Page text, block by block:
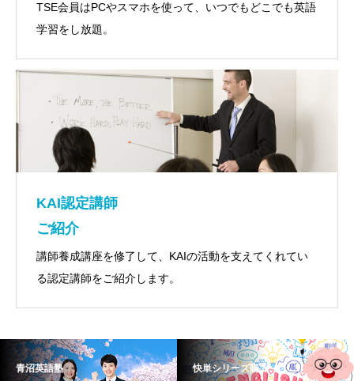
TSE会員はPCやスマホを使って、いつでもどこでも英語
学習をし放題。
KAI認定講師
ご紹介
講師養成講座を修了して、KAIの活動を支えてくれてい
る認定講師をご紹介します。
青沼英語塾 快単シリーズ購入